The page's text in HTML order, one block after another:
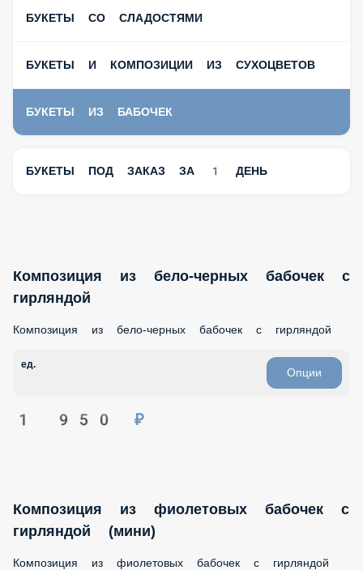
БУКЕТЫ СО СЛАДОСТЯМИ
БУКЕТЫ И КОМПОЗИЦИИ ИЗ СУХОЦВЕТОВ
БУКЕТЫ ИЗ БАБОЧЕК
БУКЕТЫ ПОД ЗАКАЗ ЗА 1 ДЕНЬ
Композиция из бело-черных бабочек с
гирляндой
Композиция из бело-черных бабочек с гирляндой
ед.
Опции
1 950 ₽
Композиция из фиолетовых бабочек с
гирляндой (мини)
Композиция из фиолетовых бабочек с гирляндой